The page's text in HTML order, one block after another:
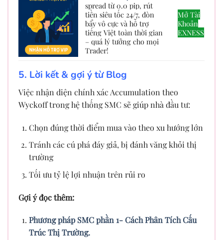
spread từ 0.0 pip, rút
tiền siêu tốc 24/7, đòn
bẩy vô cực và hỗ trợ
tiếng Việt toàn thời gian
– quá lý tưởng cho mọi
Trader!
Mở Tài
Khoản
EXNESS
5. Lời kết & gợi ý từ Blog
Việc nhận diện chính xác Accumulation theo
Wyckoff trong hệ thống SMC sẽ giúp nhà đầu tư:
Chọn đúng thời điểm mua vào theo xu hướng lớn
Tránh các cú phá đáy giả, bị đánh văng khỏi thị
trường
Tối ưu tỷ lệ lợi nhuận trên rủi ro
Gợi ý đọc thêm:
Phương pháp SMC phần 1- Cách Phân Tích Cấu
Trúc Thị Trường.